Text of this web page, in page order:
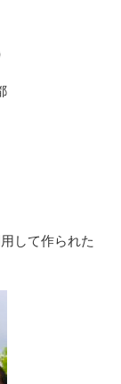
して作られた